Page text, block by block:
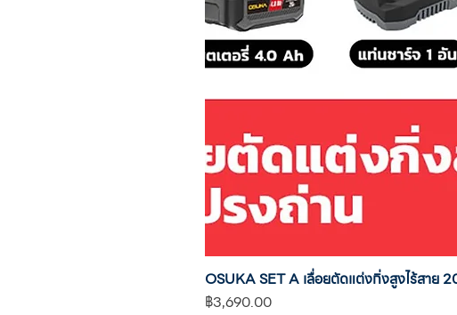
OSUKA SET A เลื่อยตัดแต่งกิ่งสูงไร้สา
ราคา
฿3,690.00